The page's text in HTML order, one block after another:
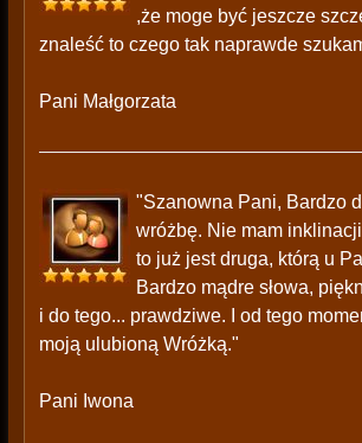
,że moge być jeszcze
znaleść to czego tak naprawde
Pani Małgorzata
"Szanowna Pani, Bardzo
wróżbę. Nie mam
to już jest druga, którą u
Bardzo mądre słowa,
i do tego... prawdziwe. I od tego
moją ulubioną Wróżką."
Pani Iwona